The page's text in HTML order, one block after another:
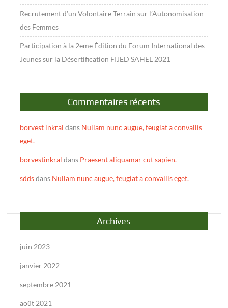
Recrutement d’un Volontaire Terrain sur l’Autonomisation
des Femmes
Participation à la 2eme Édition du Forum International des
Jeunes sur la Désertification FIJED SAHEL 2021
Commentaires récents
borvest inkral dans Nullam nunc augue, feugiat a convallis
eget.
borvestinkral dans Praesent aliquamar cut sapien.
sddsdans Nullam nunc augue, feugiat a convallis eget.
Archives
juin 2023
janvier 2022
septembre 2021
août 2021